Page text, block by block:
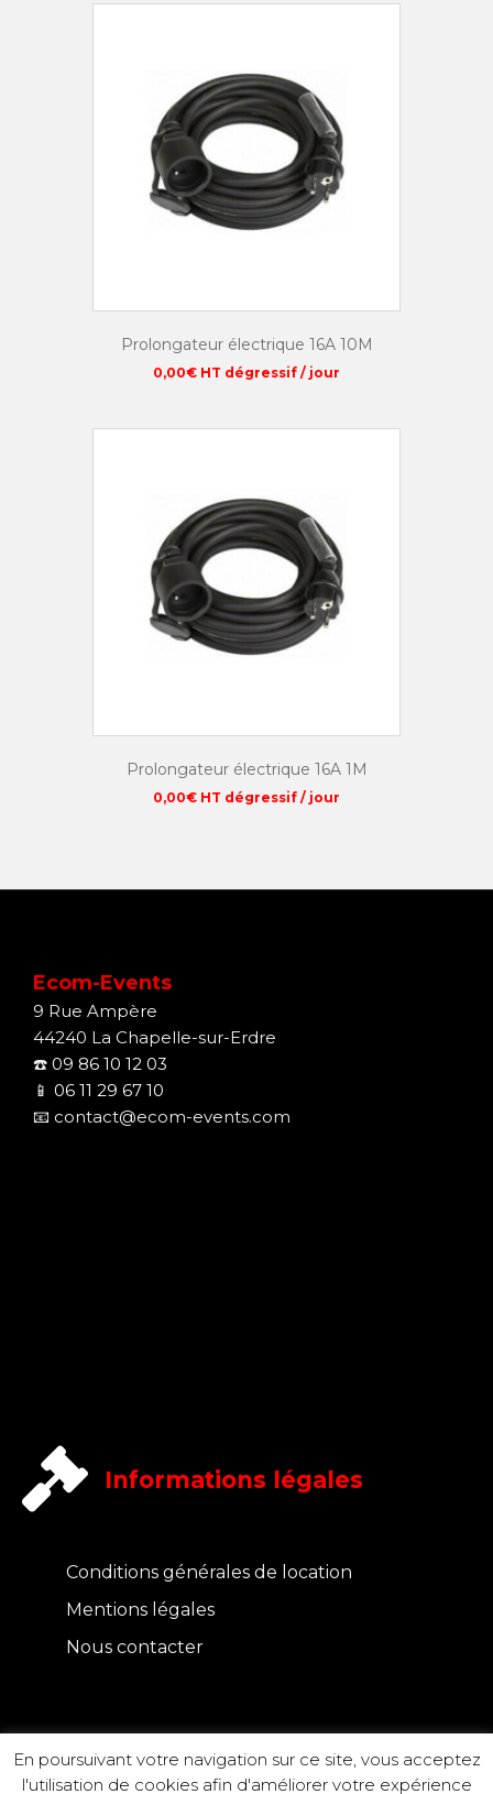
Prolongateur électrique 16A 10M
0,00€ HT dégressif / jour
Prolongateur électrique 16A 1M
0,00€ HT dégressif / jour
Ecom-Events
9 Rue Ampère
44240 La Chapelle-sur-Erdre
☎️ 09 86 10 12 03
📱 06 11 29 67 10
📧 contact@ecom-events.com
Informations légales
Conditions générales de location
Mentions légales
Nous contacter
© 2019 Ecom Events tous droits réservés
En poursuivant votre navigation sur ce site, vous acceptez
l'utilisation de cookies afin d'améliorer votre expérience